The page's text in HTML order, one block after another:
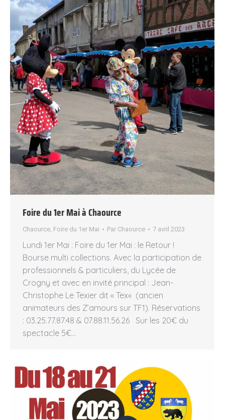
Foire du 1er Mai à Chaource
Chaource, Foire du 1er Mai Par Chaource 7 avril 2023
Lundi 1er Mai : Foire du 1er Mai : le Retour !
Bourse multi collections. Avec la participation de
professionnels & particuliers, du Lycée de
Crogny et avec en invité principal : Jean-
Christophe Le Texier dit « Tex« (ancien
animateurs des Z’amours sur TF1). Réservations
: 03.25.77.87.48 & 07.88.11.56.26 Sur les 20€ du
spectacle 5€…